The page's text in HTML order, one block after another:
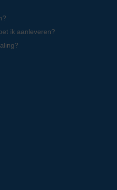
ik aanleveren?